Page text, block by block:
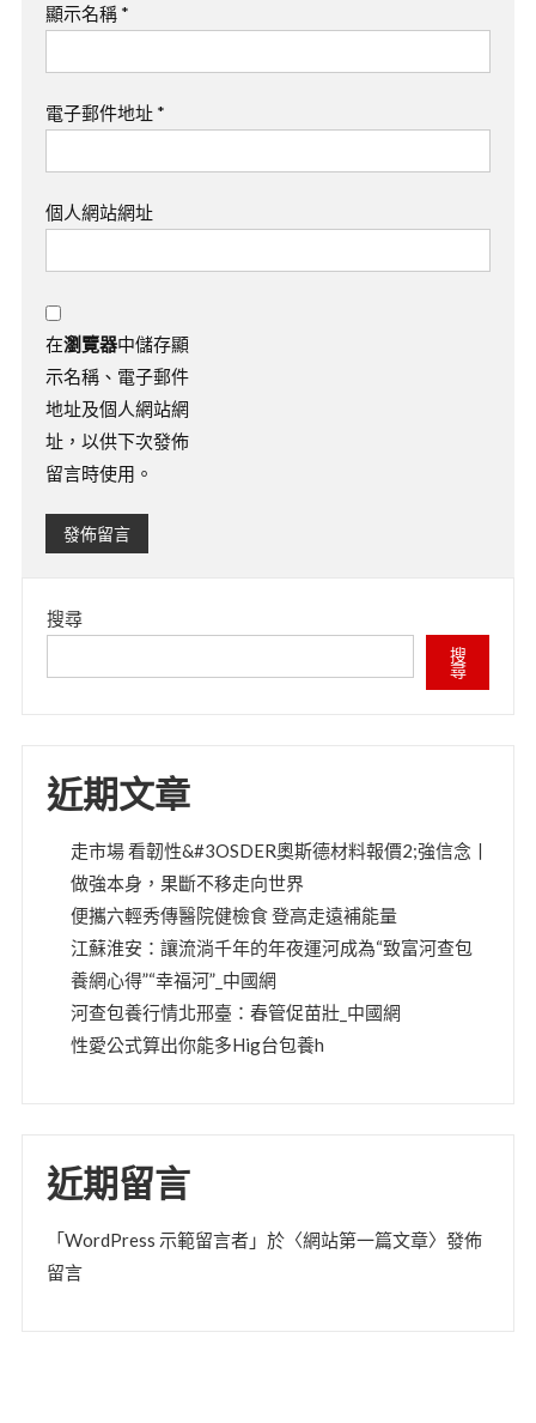
顯示名稱 *
電子郵件地址 *
個人網站網址
在瀏覽器中儲存顯
示名稱、電子郵件
地址及個人網站網
址，以供下次發佈
留言時使用。
搜尋
搜
尋
近期文章
走市場 看韌性&#3OSDER奧斯德材料報價2;強信念丨
做強本身，果斷不移走向世界
便攜六輕秀傳醫院健檢食 登高走遠補能量
江蘇淮安：讓流淌千年的年夜運河成為“致富河查包
養網心得”“幸福河”_中國網
河查包養行情北邢臺：春管促苗壯_中國網
性愛公式算出你能多Hig台包養h
近期留言
「WordPress 示範留言者」於〈網站第一篇文章〉發佈
留言